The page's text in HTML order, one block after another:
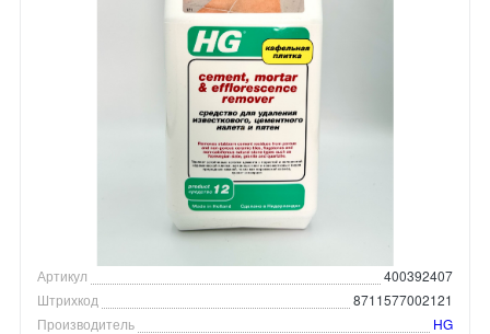
Артикул
400392407
Штрихкод
8711577002121
Производитель
HG